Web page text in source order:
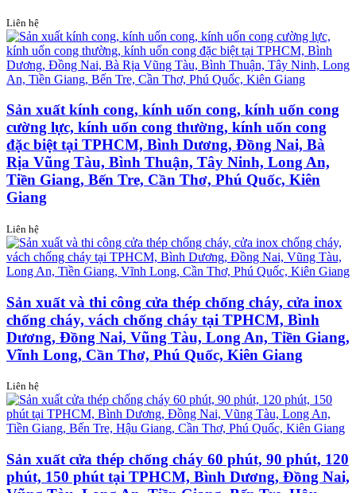
Liên hệ
Sản xuất kính cong, kính uốn cong, kính uốn cong
cường lực, kính uốn cong thường, kính uốn cong
đặc biệt tại TPHCM, Bình Dương, Đồng Nai, Bà
Rịa Vũng Tàu, Bình Thuận, Tây Ninh, Long An,
Tiền Giang, Bến Tre, Cần Thơ, Phú Quốc, Kiên
Giang
Liên hệ
Sản xuất và thi công cửa thép chống cháy, cửa inox
chống cháy, vách chống cháy tại TPHCM, Bình
Dương, Đồng Nai, Vũng Tàu, Long An, Tiền Giang,
Vĩnh Long, Cần Thơ, Phú Quốc, Kiên Giang
Liên hệ
Sản xuất cửa thép chống cháy 60 phút, 90 phút, 120
phút, 150 phút tại TPHCM, Bình Dương, Đồng Nai,